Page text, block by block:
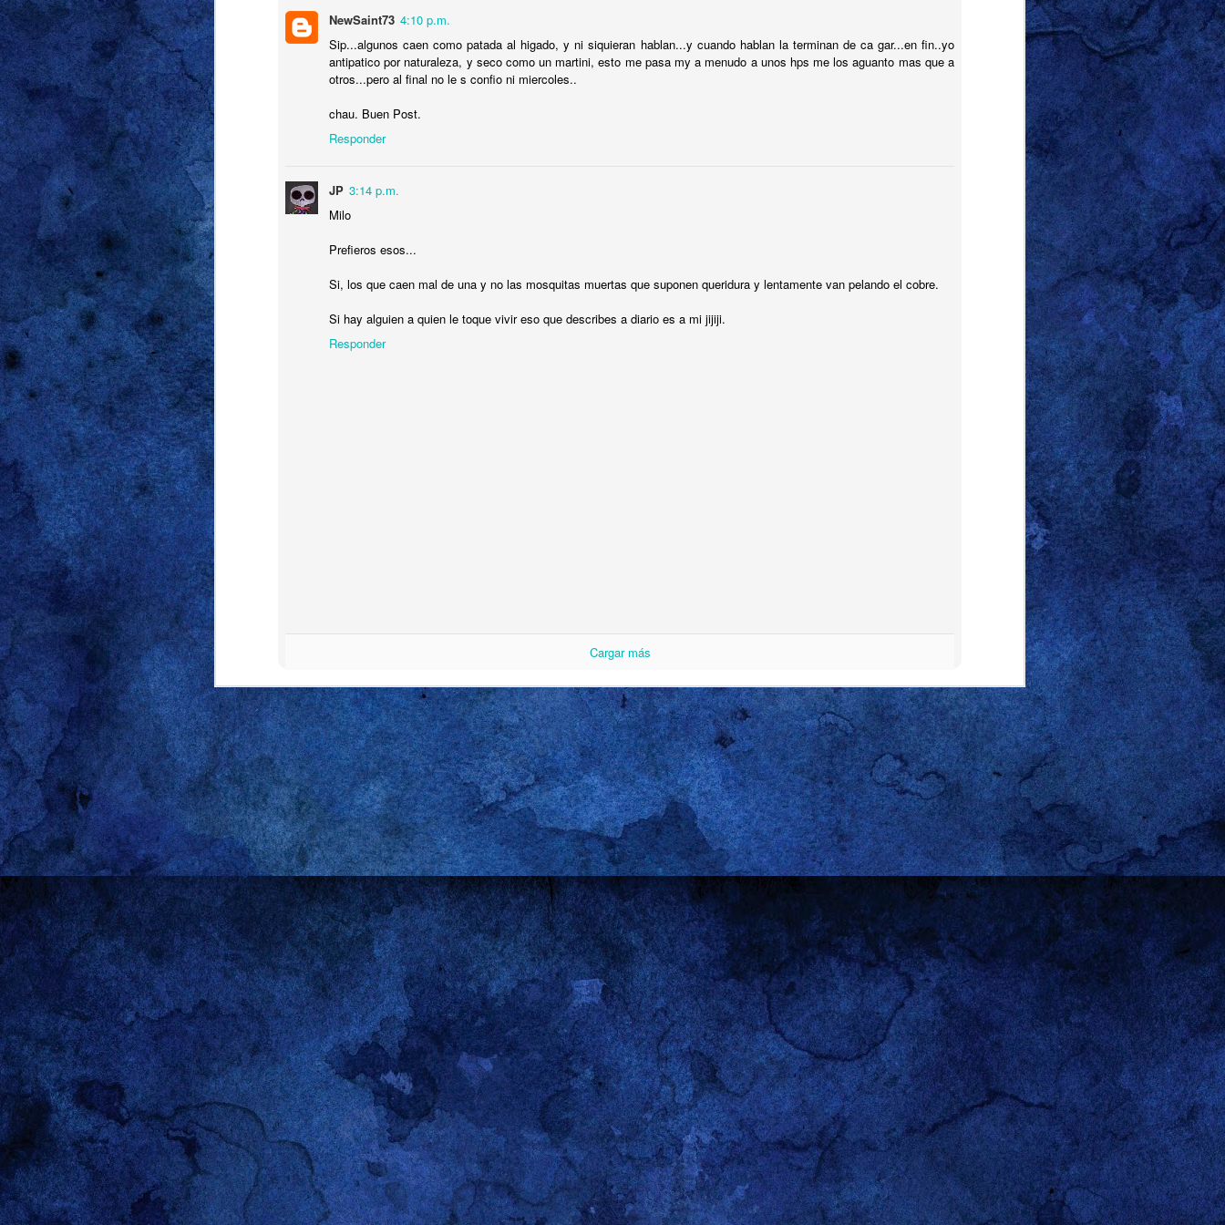
NewSaint73 4:10 p.m.
Sip...algunos caen como patada al higado, y ni siquieran hablan...y cuando hablan la terminan de ca gar...en fin..yo
antipatico por naturaleza, y seco como un martini, esto me pasa my a menudo a unos hps me los aguanto mas que a
otros...pero al final no le s confio ni miercoles..
chau. Buen Post.
Responder
JP 3:14 p.m.
Milo
Prefieros esos...
Si, los que caen mal de una y no las mosquitas muertas que suponen queridura y lentamente van pelando el cobre.
Si hay alguien a quien le toque vivir eso que describes a diario es a mi jijiji.
Responder
Cargar más
JUL
26
envejecimiento que caracteriza al grupo etario, los estudiantes rieron porque el profe, una vez más, se puso sarcástico.
infinita capacidad de observación. Qué hacemos con lo que observamos es tema para otra entrada. En mi caso, basta con que
algo se ponga en el radar de mi atención para ver, oír y luego soltar la lengua, coger el lápiz o martillar el teclado. No dejo títere
con cabeza, pero tampoco me llamo a engaño: mis interpretaciones están decisivamente marcadas por percepciones, prejuicios
y experiencias de segunda mano. Por eso nunca me he vanagloriado de tener razón; reconociendo la falibilidad y lo apriorístico
de mis ideas, me conformo con poner los hechos desnudos sobre la mesa y someterlos al juicio ajeno. O, mejor dicho, al de mi
señor marido que, siendo también (como diría una amiga) pro-hi-bi-do, suele ser bastante más indulgente que yo. Creo que hasta
este punto no he dicho nada que le lectore no sepa o no comparta: si se pasa por estas líneas es porque disfruta que le cuente
historias de otras personas y de mí mismo y porque, en cierto sentido, comparte mi fascinación por elhomo sapienscomo
fuente inagotable de inspiración.
Las relaciones heterosexuales, para el ejemplo con el que abro esta entrada, encierran un fascinante juego de poderes al que me
asomo con desgano, pero que nunca decepciona si se le dedica la atención del caso. Nótese que no he dicho “juego de
dominación”: no me interesa llevar la contabilidad de las victorias y las derrotas de hombres y mujeres en su afán de engendrar y
parir. Feminista como sigo siendo (aunque menos fumado en estos últimos años) tengo muy claro que, así las mujeres se hayan
abierto paso a los golpes e, involuntariamente, suscitado el pánico de muchos hombres (cordial saludo a lamanosphere
), no han
dejado de ser las que tienen que esforzarse el triple para recibir un tercio del reconocimiento que se les otorga a los hombres
haciendo casi nada.
Pensándolo bien, es posible que todavía me consideren un feminista muy, muy, muy fumado en algunos ámbitos, pero estoy en
paz con eso.
A decir verdad, hacerle historiografía a cualquierGuerra de los Sexosque no sea la producida por Venevisión Continental es una
empresa condenada al fracaso. Al igual que en cualquier litigio, las guerras se ganan y se pierden, pero nunca falta quién se
lucre con ellas. Las dejo a un lado porque estoy convencido de que las negociaciones más interesantes son las que ocurren
lejos de los ojos ajenos, en los álgidos debates que se suscitan en el sofá y en las mesas del comedor. En los alegatos de
almohada cuyos únicos testigos son las cobijas y las tablas de la cama. Y, muy especialmente, en esos insondables acuerdos
conciliatorios que no tienen ningún sentido para quienes no participan en ellos. Lo único que llega hasta el mundo de afuera (mi
señor marido y yo, para seguir con el ejemplo) son las versiones que cada partícipe decide poner en circulación.
La historia de Gareth no puede ser más elocuente en este sentido. Mi antiguo estudiante no me escribió para contarme los
pormenores delbaby showerdel sábado. Si se tomó la molestia fue para “quejarse” de que lo habían hecho cancelar sus planes